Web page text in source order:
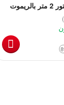
شاشة بروجيكتور 2 متر بالريموت